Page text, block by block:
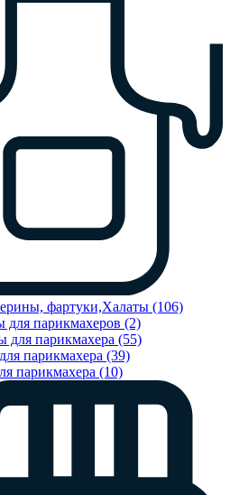
фартуки,Халаты (106)
для парикмахеров (2)
для парикмахера (55)
парикмахера (39)
парикмахера (10)